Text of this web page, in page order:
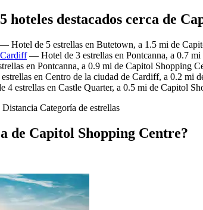
hoteles destacados cerca de
— Hotel de 5 estrellas en Butetown, a 1.5 mi de
— Hotel de 3 estrellas en Pontcanna, a 0.7
en Pontcanna, a 0.9 mi de Capitol Shopping
en Centro de la ciudad de Cardiff, a 0.2 mi
estrellas en Castle Quarter, a 0.5 mi de Capitol
Distancia Categoría de estrellas
de Capitol Shopping Centre?